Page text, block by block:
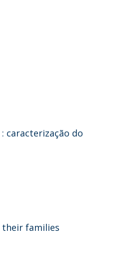
caracterização do
families